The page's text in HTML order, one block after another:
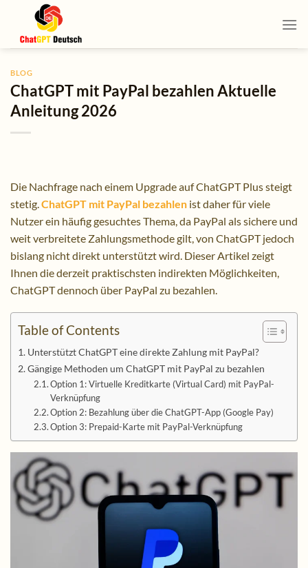
content
BLOG
ChatGPT mit PayPal bezahlen Aktuelle
Anleitung 2026
Die Nachfrage nach einem Upgrade auf ChatGPT Plus steigt
stetig. ChatGPT mit PayPal bezahlen ist daher für viele
Nutzer ein häufig gesuchtes Thema, da PayPal als sichere und
weit verbreitete Zahlungsmethode gilt, von ChatGPT jedoch
bislang nicht direkt unterstützt wird. Dieser Artikel zeigt
Ihnen die derzeit praktischsten indirekten Möglichkeiten,
ChatGPT dennoch über PayPal zu bezahlen.
Table of Contents
Unterstützt ChatGPT eine direkte Zahlung mit PayPal?
Gängige Methoden um ChatGPT mit PayPal zu bezahlen
Option 1: Virtuelle Kreditkarte (Virtual Card) mit PayPal-
Verknüpfung
Option 2: Bezahlung über die ChatGPT-App (Google Pay)
Option 3: Prepaid-Karte mit PayPal-Verknüpfung